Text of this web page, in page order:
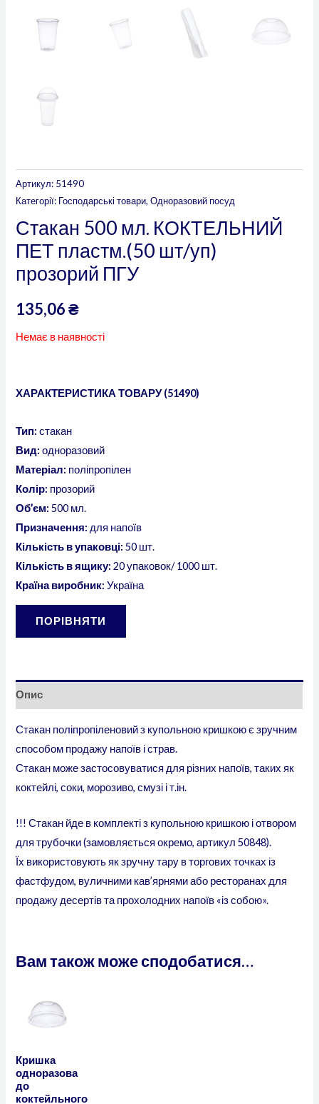
Артикул: 51490
Категорії: Господарські товари,Одноразовий посуд
Стакан 500 мл. КОКТЕЛЬНИЙ
ПЕТ пластм.(50 шт/уп)
прозорий ПГУ
135,06₴
Немає в наявності
ХАРАКТЕРИСТИКА ТОВАРУ (51490)
Тип:стакан
Вид: одноразовий
Матеріал: поліпропілен
Колір: прозорий
Об’єм: 500 мл.
Призначення: для напоїв
Кількість в упаковці:50 шт.
Кількість в ящику:20 упаковок/ 1000 шт.
Країна виробник:Україна
ПОРІВНЯТИ
Опис
Стакан поліпропіленовий з купольною кришкою є зручним
способом продажу напоїв і страв.
Стакан може застосовуватися для різних напоїв, таких як
коктейлі, соки, морозиво, смузі і т.ін.
!!! Стакан йде в комплекті з купольною кришкою і отвором
для трубочки (замовляється окремо, артикул 50848).
Їх використовують як зручну тару в торгових точках із
фастфудом, вуличними кав’ярнями або ресторанах для
продажу десертів та прохолодних напоїв «із собою».
Вам також може сподобатися…
Кришка
одноразова
до
коктейльного